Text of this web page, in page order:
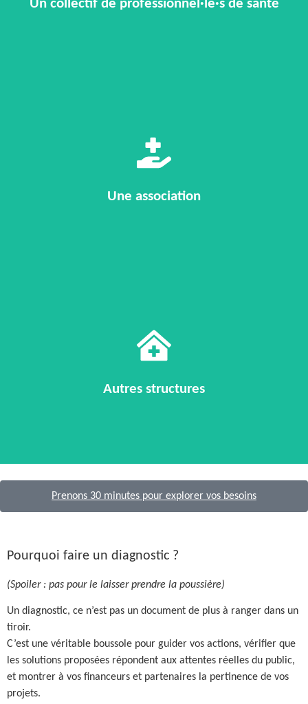
Un collectif de professionnel·le·s de santé
Une association
Vous cherchez à consolider une demande de financement ou à
Autres structures
Votre organisation agit sur des enjeux de santé et vous avez besoin
Prenons 30 minutes pour explorer vos besoins
Pourquoi faire un diagnostic ?
(Spoiler : pas pour le laisser prendre la poussière)
Un diagnostic, ce n’est pas un document de plus à ranger dans un
tiroir.
C’est une véritable boussole pour guider vos actions, vérifier que
les solutions proposées répondent aux attentes réelles du public,
et montrer à vos financeurs et partenaires la pertinence de vos
projets.